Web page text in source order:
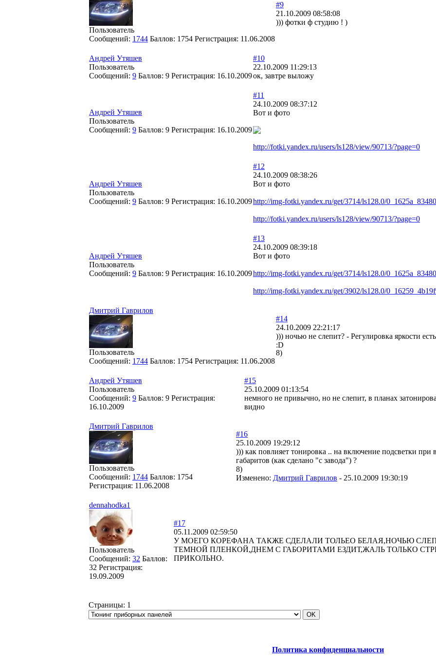
Пользователь
Сообщений: 1744 Баллов: 1754 Регистрация: 11.06.2008
#9
21.10.2009 08:58:08
))) фотки ф студию ! )
Андрей Утяшев
Пользователь
Сообщений: 9 Баллов: 9 Регистрация: 16.10.2009
#10
22.10.2009 11:29:13
ок, завтре выложу
Андрей Утяшев
Пользователь
Сообщений: 9 Баллов: 9 Регистрация: 16.10.2009
#11
24.10.2009 08:37:12
Вот и фото
http://fotki.yandex.ru/users/ls128/view/90713/?page=0
Андрей Утяшев
Пользователь
Сообщений: 9 Баллов: 9 Регистрация: 16.10.2009
#12
24.10.2009 08:38:26
Вот и фото
http://img-fotki.yandex.ru/get/3714/ls128.0/
http://fotki.yandex.ru/users/ls128/view/90713/?page=0
Андрей Утяшев
Пользователь
Сообщений: 9 Баллов: 9 Регистрация: 16.10.2009
#13
24.10.2009 08:39:18
Вот и фото
http://img-fotki.yandex.ru/get/3714/ls128.0/
http://img-fotki.yandex.ru/get/3902/ls128.0/
Дмитрий Гаврилов
Пользователь
Сообщений: 1744 Баллов: 1754 Регистрация: 11.06.2008
#14
24.10.2009 22:21:17
))) ночью не слепит? - Регулировка яркости
8)
Андрей Утяшев
Пользователь
Сообщений: 9 Баллов: 9 Регистрация:
16.10.2009
#15
25.10.2009 01:13:54
немного не привычно, но не слепит, в планах
видно
Дмитрий Гаврилов
Пользователь
Сообщений: 1744 Баллов: 1754
Регистрация: 11.06.2008
#16
25.10.2009 19:29:12
))) как повлияет тонировка .. на включение подсветки
габаритов (как сделано "с завода") ?
8)
Изменено: Дмитрий Гаврилов - 25.10.2009 19:30:19
dennahodka1
Пользователь
Сообщений: 32 Баллов:
32 Регистрация:
19.09.2009
#17
05.11.2009 02:59:50
У МОЕГО КОРЕФАНА ТАКЖЕ СДЕЛАЛИ ТОЛЬЕО БЕЛАЯ,НОЧЬЮ
ТЕМНОЙ ПЛЕНКОЙ,ДНЕМ С ГАБОРИТАМИ ЕЗДИТ,ЖАЛЬ ТОЛЬКО
ПРИКОЛЬНО.
Страницы: 1
Политика конфиденциальности